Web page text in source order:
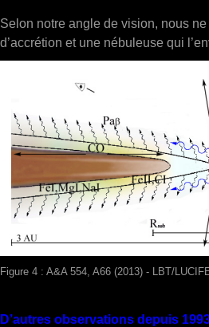
Selon notre angle de vision, nous
d’accrétion et une nébuleuse qui
Figure 4 : A&A 554, A66 (2013) -
D’autres observations depuis